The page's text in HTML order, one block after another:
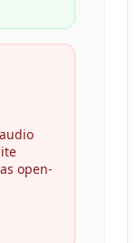
open-